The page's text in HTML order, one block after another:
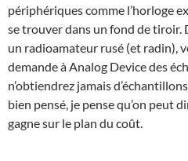
périphériques comme l’horloge
se trouver dans un fond de tiroir.
un radioamateur rusé (et radin),
demande à Analog Device des
n’obtiendrez jamais
bien pensé, je pense qu’on peut
gagne sur le plan du coût.